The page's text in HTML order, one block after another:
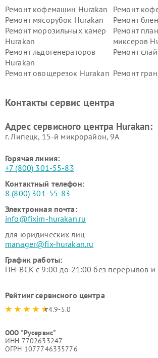
Ремонт кофемашин Hurakan
Ремонт
Ремонт мясорубок Hurakan
Ремонт
Ремонт морозильных камер
Hurakan
Ремонт
миксеров
Ремонт льдогенераторов
Hurakan
Ремонт
Ремонт овощерезок Hurakan Ремонт
Hurakan
Контакты сервис центра
Адрес сервисного центра Hurakan:
г. Липецк, 15-й микрорайон, 9А
Горячая линия:
+7 (800) 301-55-83
Контактный телефон:
8 (800) 301-55-83
Электронная почта:
info@fixim-hurakan.ru
для юридических лиц
manager@fix-hurakan.ru
График работы:
ПН-ВСК с 9:00 до 21:00 без перерывов
Рейтинг сервисного центра
4.9-5.0
ООО "Русервис"
ИНН 7702633247
ОГРН 1077746335776